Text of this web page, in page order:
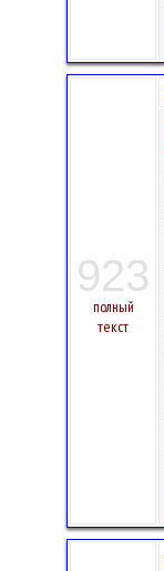
923
полный
текст